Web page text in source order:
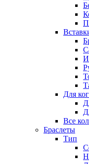
Для
Все
Браслеты
Тип